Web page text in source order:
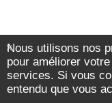
Nous utilisons nos
pour améliorer
services. Si vous
entendu que vous